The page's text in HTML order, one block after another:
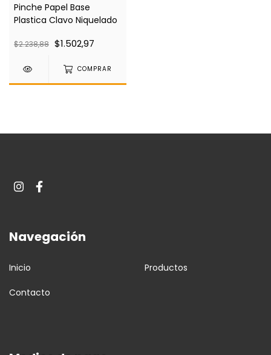
Pinche Papel Base
Plastica Clavo Niquelado
$2.238,88 $1.502,97
COMPRAR
Navegación
Inicio Productos
Contacto